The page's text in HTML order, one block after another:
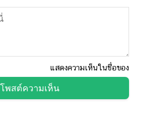
แสดงความเห็นในชื่อของ
โพสต์ความเห็น